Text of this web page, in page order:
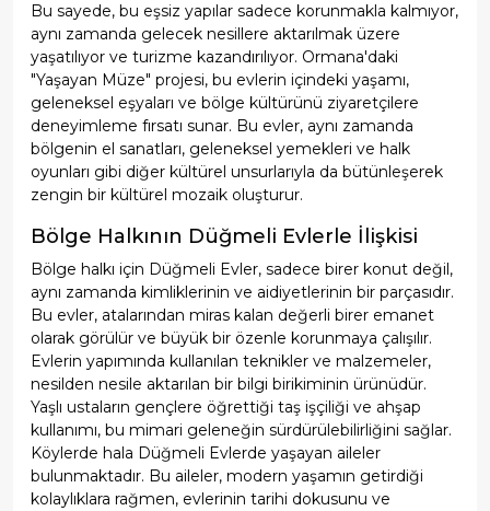
Bu sayede, bu eşsiz yapılar sadece korunmakla kalmıyor,
aynı zamanda gelecek nesillere aktarılmak üzere
yaşatılıyor ve turizme kazandırılıyor. Ormana'daki
"Yaşayan Müze" projesi, bu evlerin içindeki yaşamı,
geleneksel eşyaları ve bölge kültürünü ziyaretçilere
deneyimleme fırsatı sunar. Bu evler, aynı zamanda
bölgenin el sanatları, geleneksel yemekleri ve halk
oyunları gibi diğer kültürel unsurlarıyla da bütünleşerek
zengin bir kültürel mozaik oluşturur.
Bölge Halkının Düğmeli Evlerle İlişkisi
Bölge halkı için Düğmeli Evler, sadece birer konut değil,
aynı zamanda kimliklerinin ve aidiyetlerinin bir parçasıdır.
Bu evler, atalarından miras kalan değerli birer emanet
olarak görülür ve büyük bir özenle korunmaya çalışılır.
Evlerin yapımında kullanılan teknikler ve malzemeler,
nesilden nesile aktarılan bir bilgi birikiminin ürünüdür.
Yaşlı ustaların gençlere öğrettiği taş işçiliği ve ahşap
kullanımı, bu mimari geleneğin sürdürülebilirliğini sağlar.
Köylerde hala Düğmeli Evlerde yaşayan aileler
bulunmaktadır. Bu aileler, modern yaşamın getirdiği
kolaylıklara rağmen, evlerinin tarihi dokusunu ve